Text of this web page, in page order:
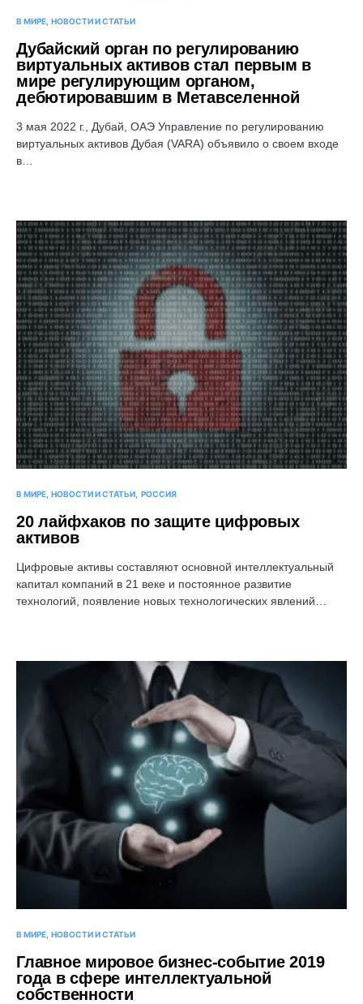
В МИРЕ НОВОСТИ И СТАТЬИ
Дубайский орган по регулированию
виртуальных активов стал первым в
мире регулирующим органом,
дебютировавшим в Метавселенной
3 мая 2022 г., Дубай, ОАЭ Управление по регулированию
виртуальных активов Дубая (VARA) объявило о своем входе
в…
В МИРЕ НОВОСТИ И СТАТЬИ РОССИЯ
20 лайфхаков по защите цифровых
активов
Цифровые активы составляют основной интеллектуальный
капитал компаний в 21 веке и постоянное развитие
технологий, появление новых технологических явлений…
В МИРЕ НОВОСТИ И СТАТЬИ
Главное мировое бизнес-событие 2019
года в сфере интеллектуальной
собственности